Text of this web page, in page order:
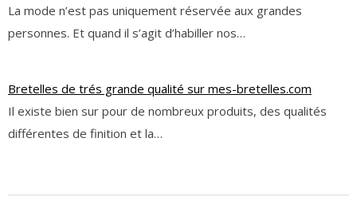
La mode n’est pas uniquement réservée aux grandes
personnes. Et quand il s’agit d’habiller nos…
Bretelles de trés grande qualité sur mes-bretelles.com
Il existe bien sur pour de nombreux produits, des qualités
différentes de finition et la…